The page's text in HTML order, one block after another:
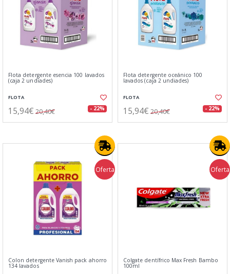
Flota detergente esencia 100 lavados
(caja 2 undiades)
FLOTA
15,94€ 20,40€ - 22%
Flota detergente oceánico 100
lavados (caja 2 undiades)
FLOTA
15,94€ 20,40€ - 22%
Oferta
Colon detergente Vanish pack ahorro
134 lavados
Oferta
Colgate dentífrico Max Fresh Bambo
100ml